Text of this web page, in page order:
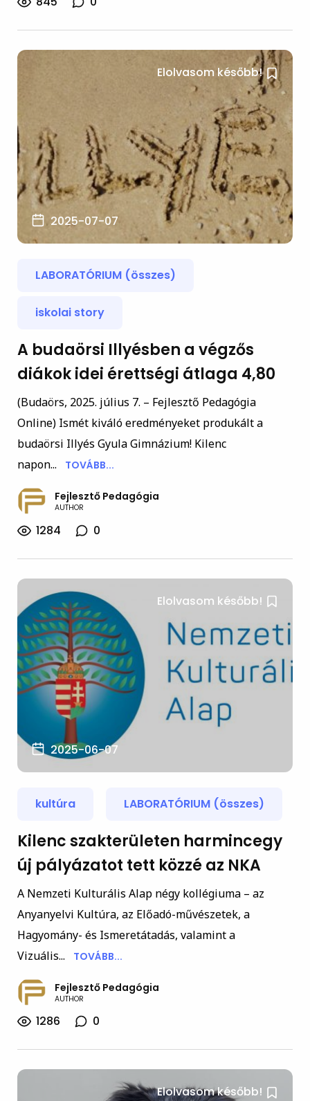
Elolvasom később!
2025-07-07
LABORATÓRIUM (összes)
iskolai story
A budaörsi Illyésben a végzős
diákok idei érettségi átlaga 4,80
(Budaörs, 2025. július 7. – Fejlesztő Pedagógia
Online) Ismét kiváló eredményeket produkált a
budaörsi Illyés Gyula Gimnázium! Kilenc
napon...
TOVÁBB...
Fejlesztő Pedagógia
AUTHOR
1284 0
Elolvasom később!
2025-06-07
kultúra LABORATÓRIUM (összes)
Kilenc szakterületen harmincegy
új pályázatot tett közzé az NKA
A Nemzeti Kulturális Alap négy kollégiuma – az
Anyanyelvi Kultúra, az Előadó-művészetek, a
Hagyomány- és Ismeretátadás, valamint a
Vizuális...
TOVÁBB...
Fejlesztő Pedagógia
AUTHOR
1286 0
Elolvasom később!